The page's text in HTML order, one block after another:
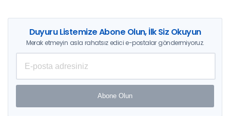
Duyuru Listemize Abone Olun, İlk Siz Okuyun
Merak etmeyin asla rahatsız edici e-postalar göndermiyoruz.
Abone Olun